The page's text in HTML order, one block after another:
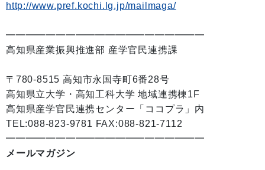
http://www.pref.kochi.lg.jp/mailmaga/
━━━━━━━━━━━━━━━━━━━━
高知県産業振興推進部 産学官民連携課
〒780-8515 高知市永国寺町6番28号
高知県立大学・高知工科大学 地域連携棟1F
高知県産学官民連携センター「ココプラ」内
TEL:088-823-9781 FAX:088-821-7112
━━━━━━━━━━━━━━━━━━━━
メールマガジン